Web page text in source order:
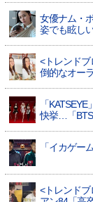
女優ナム・
姿でも眩し
<トレンド
倒的なオーラ
「
快挙…「
「イカゲー
<トレンド